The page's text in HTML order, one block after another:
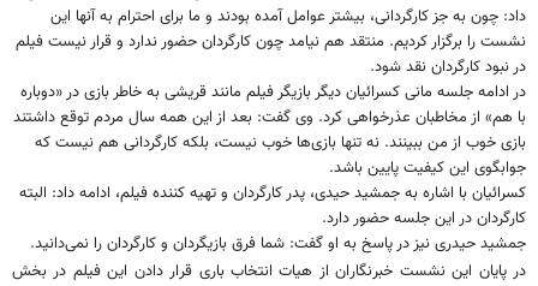
داد: چون به جز کارگردانی، بیشتر عوامل آمده بودند و ما برای احترام به آنها این
نشست را برگزار کردیم. منتقد هم نیامد چون کارگردان حضور ندارد و قرار نیست فیلم
در نبود کارگردان نقد شود.
در ادامه جلسه مانی کسرائیان دیگر بازیگر فیلم مانند قریشی به خاطر بازی در «دوباره
با هم» از مخاطبان عذرخواهی کرد. وی گفت: بعد از این همه سال مردم توقع داشتند
بازی خوب از من ببینند. نه تنها بازی‌ها خوب نیست، بلکه کارگردانی هم نیست که
جوابگوی این کیفیت پایین باشد.
کسرائیان با اشاره به جمشید حیدی، پدر کارگردان و تهیه کننده فیلم، ادامه داد: البته
کارگردان در این جلسه حضور دارد.
جمشید حیدری نیز در پاسخ به او گفت: شما فرق بازیگردان و کارگردان را نمی‌دانید.
در پایان این نشست خبرنگاران از هیات انتخاب باری قرار دادن این فیلم در بخش